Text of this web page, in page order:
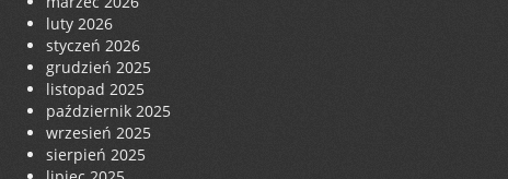
luty 2026
styczeń 2026
grudzień 2025
listopad 2025
październik 2025
wrzesień 2025
sierpień 2025